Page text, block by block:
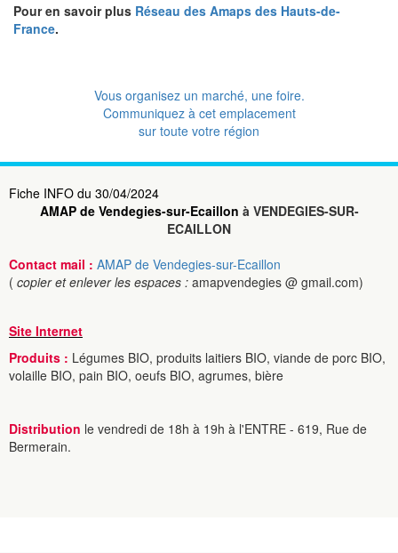
Pour en savoir plus Réseau des Amaps des Hauts-de-
France.
Vous organisez un marché, une foire.
Communiquez à cet emplacement
sur toute votre région
Fiche INFO du 30/04/2024
AMAP de Vendegies-sur-Ecaillon à VENDEGIES-SUR-
ECAILLON
Contact mail : AMAP de Vendegies-sur-Ecaillon
( copier et enlever les espaces : amapvendegies @ gmail.com)
Site Internet
Produits : Légumes BIO, produits laitiers BIO, viande de porc BIO,
volaille BIO, pain BIO, oeufs BIO, agrumes, bière
Distribution le vendredi de 18h à 19h à l'ENTRE - 619, Rue de
Bermerain.